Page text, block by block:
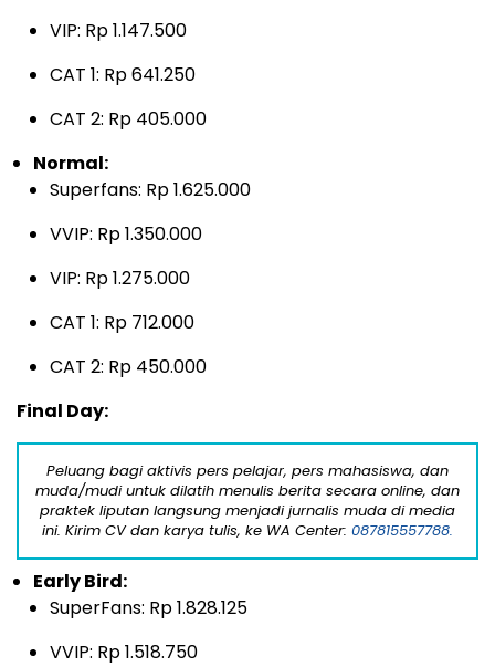
VIP: Rp 1.147.500
CAT 1: Rp 641.250
CAT 2: Rp 405.000
Normal:
Superfans: Rp 1.625.000
VVIP: Rp 1.350.000
VIP: Rp 1.275.000
CAT 1: Rp 712.000
CAT 2: Rp 450.000
Final Day:
Peluang bagi aktivis pers pelajar, pers mahasiswa, dan
muda/mudi untuk dilatih menulis berita secara online, dan
praktek liputan langsung menjadi jurnalis muda di media
ini. Kirim CV dan karya tulis, ke WA Center: 087815557788.
Early Bird:
SuperFans: Rp 1.828.125
VVIP: Rp 1.518.750